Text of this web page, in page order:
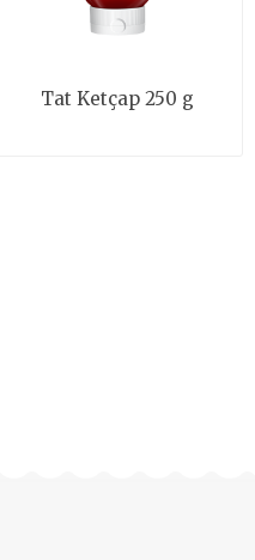
Tat Ketçap 250 g